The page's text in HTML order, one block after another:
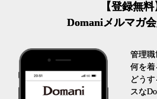
【登録無料
Domaniメルマガ
管理職
何を着
どう
スな